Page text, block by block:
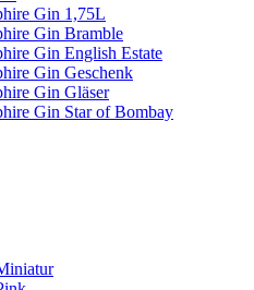
Gin 1,75L
Gin Bramble
Gin English Estate
Gin Geschenk
Gin Gläser
Gin Star of Bombay